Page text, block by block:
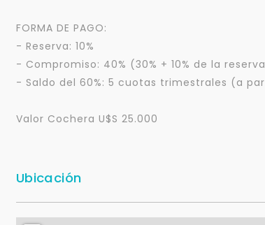
FORMA DE PAGO:
- Reserva: 10%
- Compromiso: 40% (30% + 10% de la
- Saldo del 60%: 5 cuotas trimestrales (a
Valor Cochera U$S 25.000
Ubicación